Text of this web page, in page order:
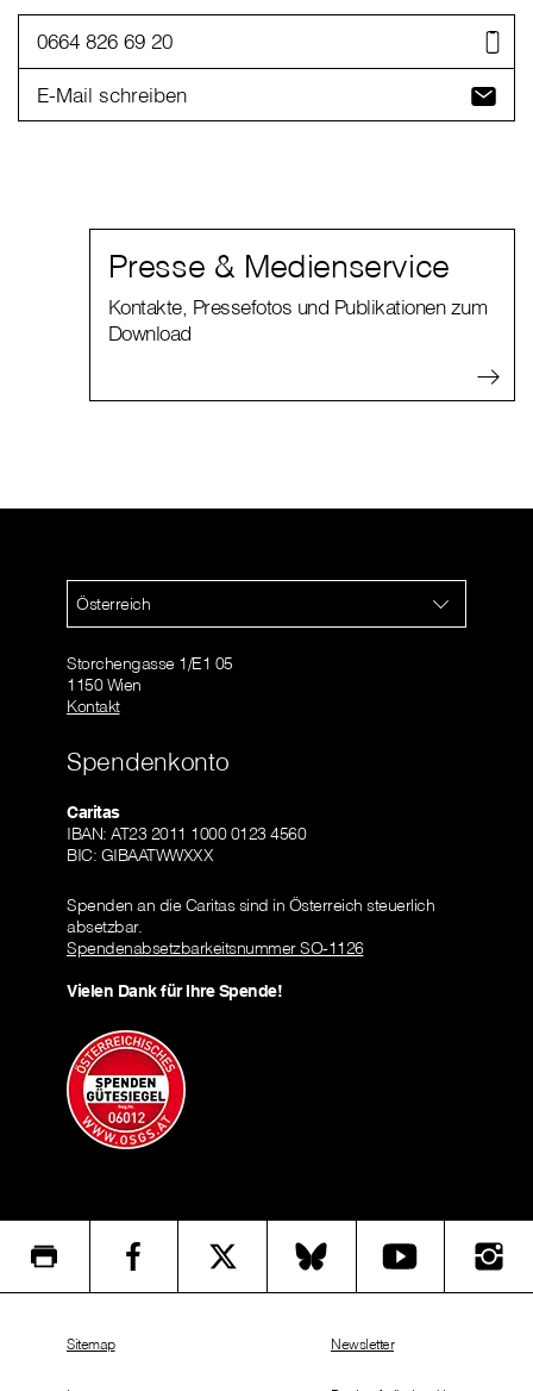
0664 826 69 20
E-Mail schreiben
Presse & Medienservice
Kontakte, Pressefotos und Publikationen zum
Download
Österreich
Storchengasse 1/E1 05
1150 Wien
Kontakt
Spendenkonto
Caritas
IBAN: AT23 2011 1000 0123 4560
BIC: GIBAATWWXXX
Spenden an die Caritas sind in Österreich steuerlich
absetzbar.
Spendenabsetzbarkeitsnummer SO-1126
Vielen Dank für Ihre Spende!
Sitemap Newsletter